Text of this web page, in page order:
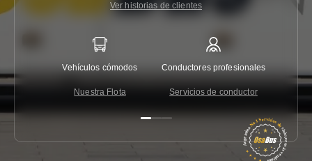
Ver historias de clientes
Vehículos cómodos
Nuestra Flota
Conductores profesionales
Servicios de conductor